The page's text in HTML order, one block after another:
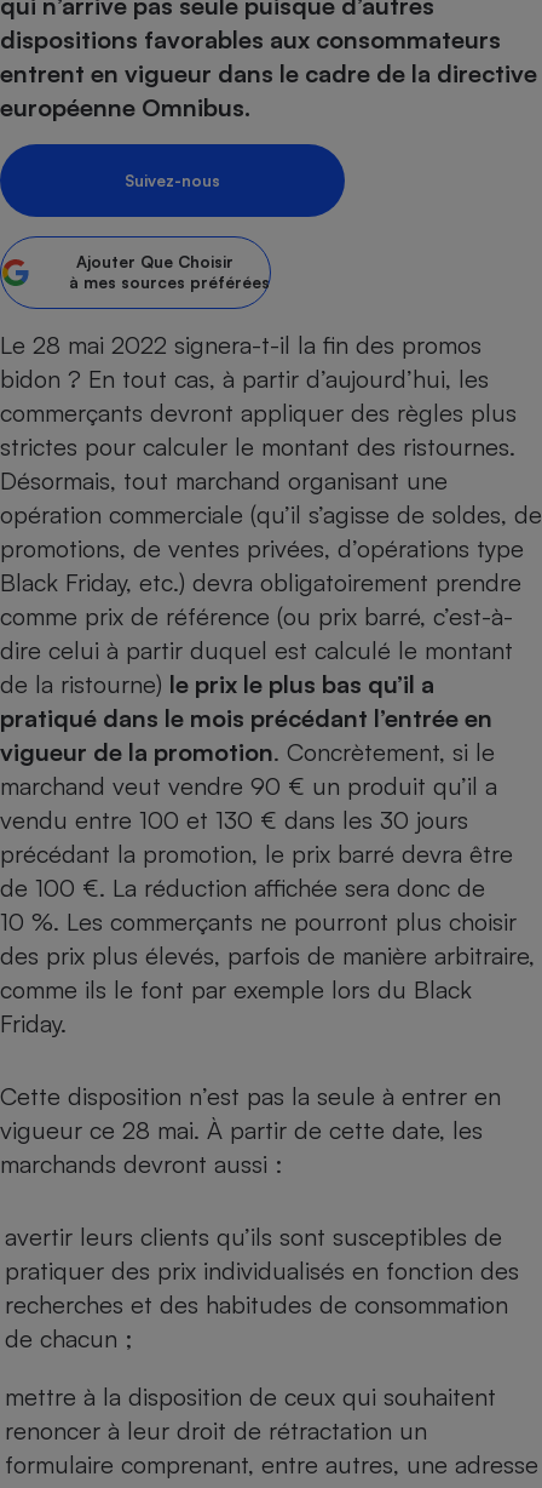
dispositions favorables aux consommateurs
entrent en vigueur dans le cadre de la directive
européenne Omnibus.
Suivez-nous
Ajouter Que Choisir
à mes sources préférées
Le 28 mai 2022 signera-t-il la fin des promos
bidon ? En tout cas, à partir d’aujourd’hui, les
commerçants devront appliquer des règles plus
strictes pour calculer le montant des ristournes.
Désormais, tout marchand organisant une
opération commerciale (qu’il s’agisse de soldes, de
promotions, de ventes privées, d’opérations type
Black Friday, etc.) devra obligatoirement prendre
comme prix de référence (ou prix barré, c’est-à-
dire celui à partir duquel est calculé le montant
de la ristourne) le prix le plus bas qu’il a
pratiqué dans le mois précédant l’entrée en
vigueur de la promotion. Concrètement, si le
marchand veut vendre 90 € un produit qu’il a
vendu entre 100 et 130 € dans les 30 jours
précédant la promotion, le prix barré devra être
de 100 €. La réduction affichée sera donc de
10 %. Les commerçants ne pourront plus choisir
des prix plus élevés, parfois de manière arbitraire,
comme ils le font par exemple lors du Black
Friday.
Cette disposition n’est pas la seule à entrer en
vigueur ce 28 mai. À partir de cette date, les
marchands devront aussi :
avertir leurs clients qu’ils sont susceptibles de
pratiquer des prix individualisés en fonction des
recherches et des habitudes de consommation
de chacun ;
mettre à la disposition de ceux qui souhaitent
renoncer à leur droit de rétractation un
formulaire comprenant, entre autres, une adresse
Sécurité - Hygiène
Supermarché - Drive
Complément
alimentaire
bouteille
Assurance
Banque - Crédit
Mutuelle
Assurance emprunteur
Banque
Circulation routière
Contrôle technique -
Moto
Comparateur auto
Supermarché - Drive
Comparatif plaque à
Comparatif hotte
Comparatif aspirateur
Comparatif cafetière
Comparatif robot cuiseur
Comparatif centrale
Gros électroménager
Petit électroménager -
Lave-linge
Plaque de cuisson à
Climatiseur -
Ventilateur
Comparatif barre de son
Comparatif imprimante
Comparatif tablette
Image et son
Informatique
Internet
Téléphonie
Téléviseur
Téléphone mobile -
Smartphone
Crédit immobilier
Comparatif poêle à
Comparatif radiateur
Bricolage - Jardinage
Chauffage
Produit d'entretien
Sécurité domestique
Matelas
Climatiseur -
Ventilateur
Système de santé -
Mutuelle
Antimoustique
Retraite
Choisir son fioul
Choisir son pellet
Comparateur assurance emprunteur
Tous les comparateurs
Speedtest - Testez le débit de votre
connexion Internet